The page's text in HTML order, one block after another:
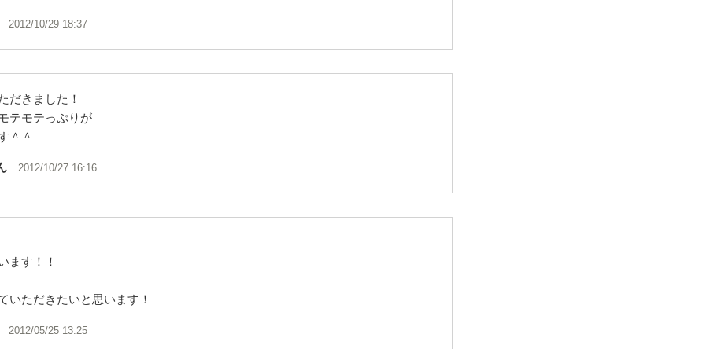
2012/10/29 18:37
だきました！
テモテっぷりが
＾＾
2012/10/27 16:16
ます！！
いただきたいと思います！
2012/05/25 13:25